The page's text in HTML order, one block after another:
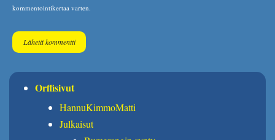
kommentointikertaa varten.
Orffisivut
HannuKimmoMatti
Julkaisut